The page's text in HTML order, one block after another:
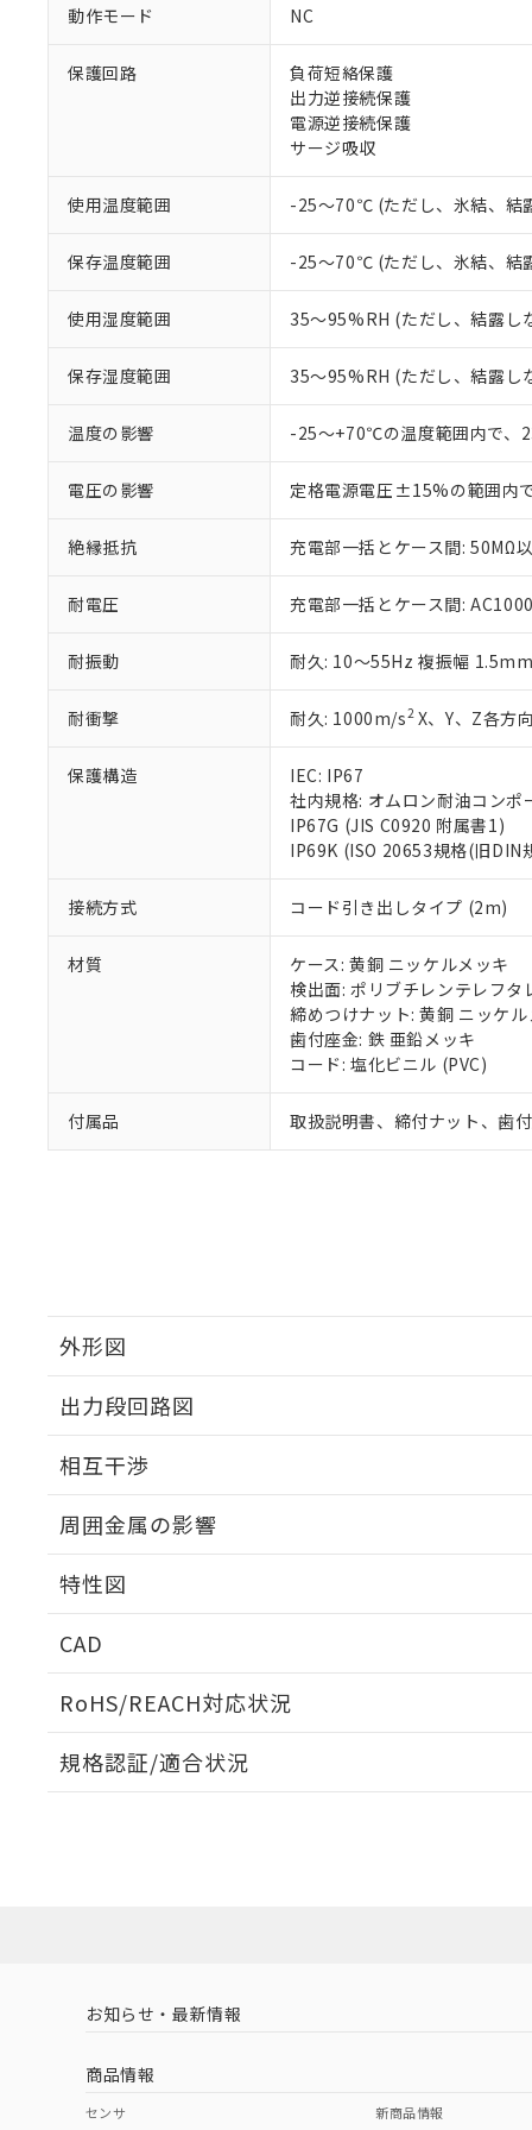
動作モード NC
保護回路
負荷短絡保護
出力逆接続保護
電源逆接続保護
サージ吸収
使用温度範囲 -25～70℃ (ただし、氷結、結
保存温度範囲 -25～70℃ (ただし、氷結、結
使用湿度範囲 35～95%RH (ただし、結露し
保存湿度範囲 35～95%RH (ただし、結露し
温度の影響 -25～+70℃の温度範囲内で
電圧の影響 定格電源電圧±15%の範囲内
絶縁抵抗 充電部一括とケース間: 50MΩ
耐電圧 充電部一括とケース間:
耐振動 耐久: 10～55Hz 複振幅
耐衝撃 耐久: 1000m/s2X、Y、Z各方
保護構造
IEC: IP67
社内規格: オムロン耐油コンポ
IP67G (JIS C0920 附属書1)
IP69K (ISO 20653規格(旧DIN
接続方式 コード引き出しタイプ (2m)
材質
ケース: 黄銅 ニッケルメッキ
検出面: ポリブチレンテレフタ
締めつけナット: 黄銅 ニッケル
歯付座金: 鉄 亜鉛メッキ
コード: 塩化ビニル (PVC)
付属品 取扱説明書、締付ナット、歯
外形図
出力段回路図
相互干渉
周囲金属の影響
l: 65mm以上、φd: 200mm以上、D: 65mm以上、m:
特性図
CAD
RoHS/REACH対応状況
EU RoHS 注意事項・凡例
中国 RoHS 注意事項・凡例
中国 RoHS表
規格認証/適合状況
（イギリス
（ノルウェー
以下の条件をお読
当社制御機
在庫状況お
のであり、
正式な納期
当社販売員
オムロン制御
在庫状況お
す。
ている必要
お客様が当
さい。
※当社の共同
いる法人を
仕入先様の事情に
があります。
*EU RoHS指令（10物質
フタル酸ビス(2-エチル
ル（DBP） 1000ppm以
但し、RoHS指令で産業
フタル酸エステル類の
※2 対応予定月
部品在庫の切り替
下記の非含有証明
EU RoHS指令（
51物質の非含有証
※本証明書は発行
混在することから
既に当社にて対応
※1 中国
「○」：最大均質
「×」：最大均質
Pb(鉛) :1000ppm、 Hg(
DEHP(フタル酸ビス(2-
※2 環境保護使
「ｅ」：有害物質
「10」：通常の使
味します。
などの必要
当社は規制
当社は貴社
置等に一切使
また当社は
たしません。
号
○ 一定数
△ 一定数
－
在庫な
機器販
空
白
受注生
お知らせ・最新情報
商品情報
センサ
新商品情報